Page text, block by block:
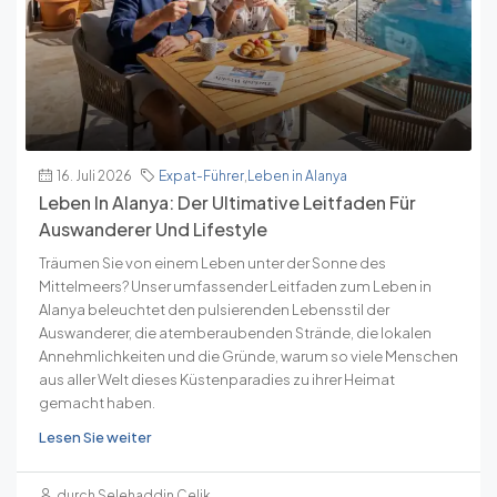
16. Juli 2026 Expat-Führer Leben in Alanya
Leben In Alanya: Der Ultimative Leitfaden Für
Auswanderer Und Lifestyle
Träumen Sie von einem Leben unter der Sonne des
Mittelmeers? Unser umfassender Leitfaden zum Leben in
Alanya beleuchtet den pulsierenden Lebensstil der
Auswanderer, die atemberaubenden Strände, die lokalen
Annehmlichkeiten und die Gründe, warum so viele Menschen
aus aller Welt dieses Küstenparadies zu ihrer Heimat
gemacht haben.
Lesen Sie weiter